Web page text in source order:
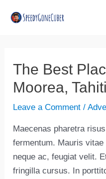
The Best
Moorea, Tahiti
Leave a Comment /
Maecenas pharetra
fermentum. Mauris
neque ac, feugiat velit.
fringilla cursus. In
navigation